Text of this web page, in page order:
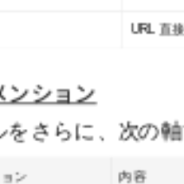
URL 直
ンション
をさらに、次の
ン 内容